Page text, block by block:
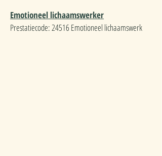
Emotioneel lichaamswerker
Prestatiecode: 24516 Emotioneel lichaamswerk